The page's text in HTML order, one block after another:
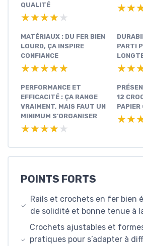
QUALITÉ
★★★★★
★★★★★
MATÉRIAUX : DU FER BIEN
LOURD, ÇA INSPIRE
CONFIANCE
★★★★★
★★★★★
PARTI
PERFORMANCE ET
EFFICACITÉ : ÇA RANGE
VRAIMENT, MAIS FAUT UN
MINIMUM S’ORGANISER
★★★★★
★★★★★
12
PAPIER
POINTS FORTS
Rails et crochets en fer bien
de solidité et bonne tenue à
Crochets ajustables et
pratiques pour s’adapter à